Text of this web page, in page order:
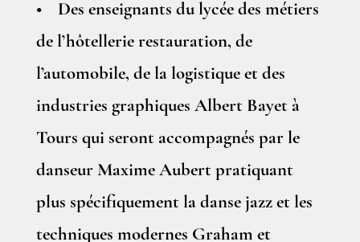
• Des enseignants du lycée des métiers
de l’hôtellerie restauration, de
l’automobile, de la logistique et des
industries graphiques Albert Bayet à
Tours qui seront accompagnés par le
danseur Maxime Aubert pratiquant
plus spécifiquement la danse jazz et les
techniques modernes Graham et